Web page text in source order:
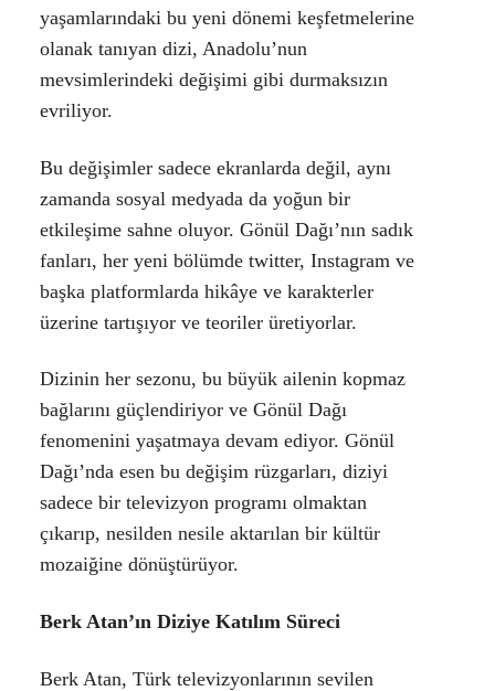
yaşamlarındaki bu yeni dönemi keşfetmelerine
olanak tanıyan dizi, Anadolu’nun
mevsimlerindeki değişimi gibi durmaksızın
evriliyor.
Bu değişimler sadece ekranlarda değil, aynı
zamanda sosyal medyada da yoğun bir
etkileşime sahne oluyor. Gönül Dağı’nın sadık
fanları, her yeni bölümde twitter, Instagram ve
başka platformlarda hikâye ve karakterler
üzerine tartışıyor ve teoriler üretiyorlar.
Dizinin her sezonu, bu büyük ailenin kopmaz
bağlarını güçlendiriyor ve Gönül Dağı
fenomenini yaşatmaya devam ediyor. Gönül
Dağı’nda esen bu değişim rüzgarları, diziyi
sadece bir televizyon programı olmaktan
çıkarıp, nesilden nesile aktarılan bir kültür
mozaiğine dönüştürüyor.
Berk Atan’ın Diziye Katılım Süreci
Berk Atan, Türk televizyonlarının sevilen